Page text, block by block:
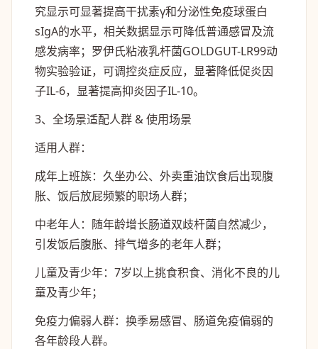
究显示可显著提高干扰素γ和分泌性免疫球蛋白
sIgA的水平，相关数据显示可降低普通感冒及流
感发病率；罗伊氏粘液乳杆菌GOLDGUT-LR99动
物实验验证，可调控炎症反应，显著降低促炎因
子IL-6，显著提高抑炎因子IL-10。
3、全场景适配人群 & 使用场景
适用人群：
成年上班族：久坐办公、外卖重油饮食后出现腹
胀、饭后放屁频繁的职场人群；
中老年人：随年龄增长肠道双歧杆菌自然减少，
引发饭后腹胀、排气增多的老年人群；
儿童及青少年：7岁以上挑食积食、消化不良的儿
童及青少年；
免疫力偏弱人群：换季易感冒、肠道免疫偏弱的
各年龄段人群。